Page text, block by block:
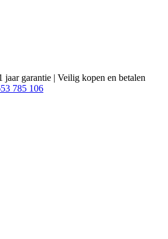
jaar garantie | Veilig kopen en betalen
785 106